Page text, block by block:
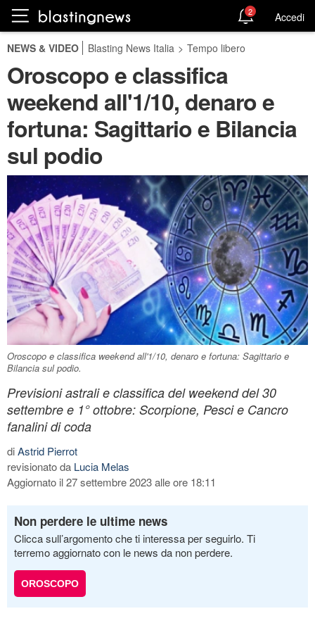
2 Accedi
NEWS & VIDEO Blasting News Italia > Tempo libero
Oroscopo e classifica
weekend all'1/10, denaro e
fortuna: Sagittario e Bilancia
sul podio
Oroscopo e classifica weekend all'1/10, denaro e fortuna: Sagittario e
Bilancia sul podio.
Previsioni astrali e classifica del weekend del 30
settembre e 1° ottobre: Scorpione, Pesci e Cancro
fanalini di coda
diAstrid Pierrot
revisionato da Lucia Melas
Aggiornato il 27 settembre 2023 alle ore 18:11
Non perdere le ultime news
Clicca sull’argomento che ti interessa per seguirlo. Ti
terremo aggiornato con le news da non perdere.
OROSCOPO